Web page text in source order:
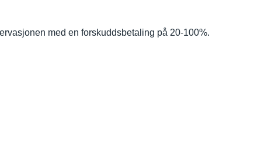
med en forskuddsbetaling på 20-100%.